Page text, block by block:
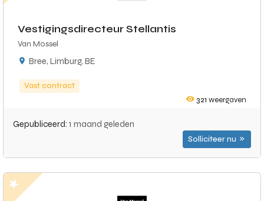
Vestigingsdirecteur Stellantis
Van Mossel
Bree, Limburg, BE
Vast contract
321 weergaven
Gepubliceerd: 1 maand geleden
Solliciteer nu